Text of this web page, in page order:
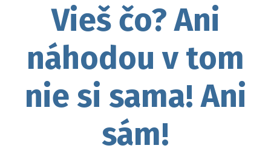
Vieš čo? Ani
náhodou v tom
nie si sama! Ani
sám!